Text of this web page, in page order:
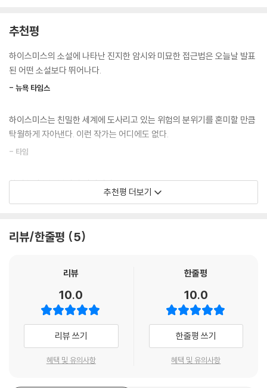
서평 담당 기자로 활동하면서 문학 평론 부문에서 퓰리처상을 받은 마이클
더다는 이렇게 말했다. “하이스미스가 창조해 낸 가장 유명한 캐릭터 톰 리
플리는 평온하고, 아내와 친구들에게 헌신적이고, 미식가이며, 부득이 킬
둥이로 내리치고, 목을 조르고, 익사시킨다. 때로는 친한 친구들이 스스로
지만 오래 지속되는 죄책감은 느끼지 못한다. 그가 살인을 하는 이유는 자
신과 친구들과 사업 파트너들과 집을 보호하기 위함일 뿐이며, 인간이라면
누구나 그럴 가능성이 있다.”
톰 리플리는 누구보다 세련되고 고급스러운 취향을 소유한 탐미주의자지
만 도덕심이라곤 찾아볼 수 없는 사기꾼이자 살인마이기도 하다. 그러나
소설이 진행되면서 독자는 리플리에게 공포와 혐오감뿐 아니라 깊은 애정
면조차 공감할 수 있게끔, 독자가 자기 영혼의 어두운 구석을 마주할 수 있
보도록 조종한다. 이상 심리를 지닌 범죄자의 마음속으로 들어가 그의 눈
으로 세상을 바라보게 하는 이러한 방식은 당대에 참신한 시도로 평가받았
을 뿐 아니라 한니발 렉터와 같은 후대의 연쇄 살인범 캐릭터에 영향을 미
쳤다.
20세기 문학사상 독창적이고도 기이한 캐릭터
추천평
하이스미스의 소설에 나타난 진지한 암시와 미묘한 접근법은 오늘날 발표
된 어떤 소설보다 뛰어나다.
- 뉴욕 타임스
하이스미스는 친밀한 세계에 도사리고 있는 위험의 분위기를 혼미할 만큼
탁월하게 자아낸다. 이런 작가는 어디에도 없다.
- 타임
하이스미스는 불안의 시인이다.
- 그레이엄 그린
도덕관념이 결여되어 있고, 쾌락주의자이며, 매력적인 리플리는 진정 독
- 데일리 텔레그래프
범죄소설 분야를 통틀어 가장 불길하면서도 기이한 매혹을 뿜어내는 시리
즈가 드디어 세상에 탄생했다.
- 엔터테인먼트 위클리
추천평 더보기
리뷰/한줄평 5
리뷰
10.0
리뷰 쓰기
혜택 및 유의사항
한줄평
10.0
한줄평 쓰기
혜택 및 유의사항